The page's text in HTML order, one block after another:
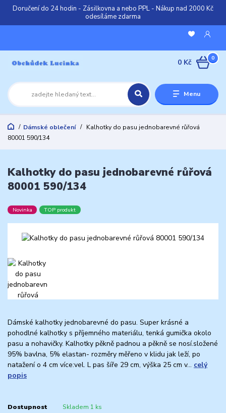
Doručení do 24 hodin - Zásilkovna a nebo PPL - Nákup nad 2000 Kč
odesíláme zdarma
Menu
0
0 Kč
Dámské oblečení
Kalhotky do pasu jednobarevné růřová
80001 590/134
Kalhotky do pasu jednobarevné růřová
80001 590/134
Novinka TOP produkt
Dámské kalhotky jednobarevné do pasu. Super krásné a
pohodlné kalhotky s příjemného materiálu, tenká gumička okolo
pasu a nohavičky. Kalhotky pěkně padnou a pěkně se nosí.složené
95% bavlna, 5% elastan- rozměry měřeno v klidu jak leží, po
natažení o 4 cm více:vel. L pas šíře 29 cm, výška 25 cm v... celý
popis
Dostupnost Skladem 1 ks